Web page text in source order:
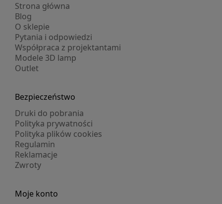
Strona główna
Blog
O sklepie
Pytania i odpowiedzi
Współpraca z projektantami
Modele 3D lamp
Outlet
Bezpieczeństwo
Druki do pobrania
Polityka prywatności
Polityka plików cookies
Regulamin
Reklamacje
Zwroty
Moje konto